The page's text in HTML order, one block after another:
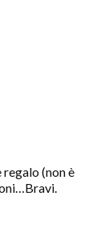
(non è